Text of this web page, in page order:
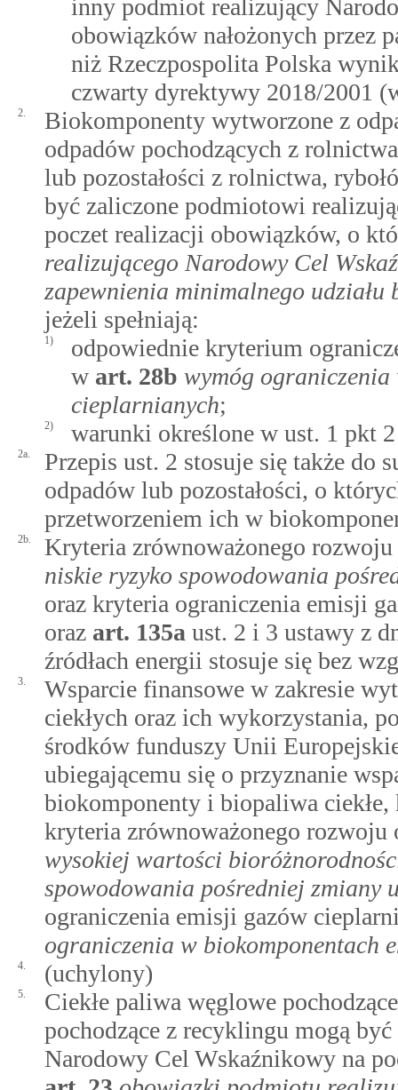
inny podmiot realizujący
obowiązków nałożonych przez
niż Rzeczpospolita Polska
czwarty dyrektywy 2018/2001
2.
Biokomponenty wytworzone z
odpadów pochodzących z
lub pozostałości z rolnictwa,
być zaliczone podmiotowi
poczet realizacji obowiązków, o
realizującego Narodowy Cel
zapewnienia minimalnego
jeżeli spełniają:
1)
odpowiednie kryterium
w art. 28b wymóg
cieplarnianych;
2) warunki określone w ust. 1 pkt
2a.
Przepis ust. 2 stosuje się także do
odpadów lub pozostałości, o
przetworzeniem ich w
2b.
Kryteria zrównoważonego
niskie ryzyko spowodowania
oraz kryteria ograniczenia emisji
oraz art. 135a ust. 2 i 3 ustawy z
źródłach energii stosuje się bez
3.
Wsparcie finansowe w zakresie
ciekłych oraz ich wykorzystania,
środków funduszy Unii
ubiegającemu się o przyznanie
biokomponenty i biopaliwa ciekłe,
kryteria zrównoważonego
wysokiej wartości
spowodowania pośredniej zmiany
ograniczenia emisji gazów
ograniczenia w biokomponentach
4. (uchylony)
5.
Ciekłe paliwa węglowe
pochodzące z recyklingu mogą
Narodowy Cel Wskaźnikowy na